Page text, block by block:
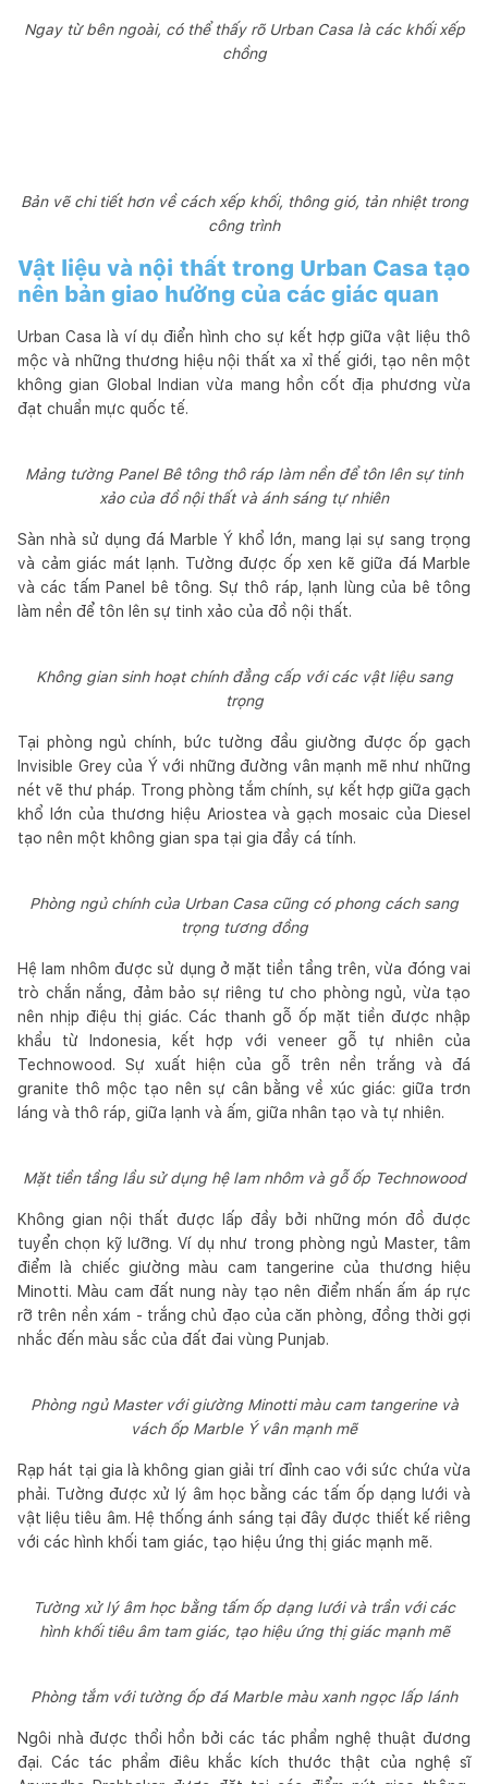
Ngay từ bên ngoài, có thể thấy rõ Urban Casa là các khối xếp
chồng
Bản vẽ chi tiết hơn về cách xếp khối, thông gió, tản nhiệt trong
công trình
Vật liệu và nội thất trong Urban Casa tạo
nên bản giao hưởng của các giác quan
Urban Casa là ví dụ điển hình cho sự kết hợp giữa vật liệu thô
mộc và những thương hiệu nội thất xa xỉ thế giới, tạo nên một
không gian Global Indian vừa mang hồn cốt địa phương vừa
đạt chuẩn mực quốc tế.
Mảng tường Panel Bê tông thô ráp làm nền để tôn lên sự tinh
xảo của đồ nội thất và ánh sáng tự nhiên
Sàn nhà sử dụng đá Marble Ý khổ lớn, mang lại sự sang trọng
và cảm giác mát lạnh. Tường được ốp xen kẽ giữa đá Marble
và các tấm Panel bê tông. Sự thô ráp, lạnh lùng của bê tông
làm nền để tôn lên sự tinh xảo của đồ nội thất.
Không gian sinh hoạt chính đẳng cấp với các vật liệu sang
trọng
Tại phòng ngủ chính, bức tường đầu giường được ốp gạch
Invisible Grey của Ý với những đường vân mạnh mẽ như những
nét vẽ thư pháp. Trong phòng tắm chính, sự kết hợp giữa gạch
khổ lớn của thương hiệu Ariostea và gạch mosaic của Diesel
tạo nên một không gian spa tại gia đầy cá tính.
Phòng ngủ chính của Urban Casa cũng có phong cách sang
trọng tương đồng
Hệ lam nhôm được sử dụng ở mặt tiền tầng trên, vừa đóng vai
trò chắn nắng, đảm bảo sự riêng tư cho phòng ngủ, vừa tạo
nên nhịp điệu thị giác. Các thanh gỗ ốp mặt tiền được nhập
khẩu từ Indonesia, kết hợp với veneer gỗ tự nhiên của
Technowood. Sự xuất hiện của gỗ trên nền trắng và đá
granite thô mộc tạo nên sự cân bằng về xúc giác: giữa trơn
láng và thô ráp, giữa lạnh và ấm, giữa nhân tạo và tự nhiên.
Mặt tiền tầng lầu sử dụng hệ lam nhôm và gỗ ốp Technowood
Không gian nội thất được lấp đầy bởi những món đồ được
tuyển chọn kỹ lưỡng. Ví dụ như trong phòng ngủ Master, tâm
điểm là chiếc giường màu cam tangerine của thương hiệu
Minotti. Màu cam đất nung này tạo nên điểm nhấn ấm áp rực
rỡ trên nền xám - trắng chủ đạo của căn phòng, đồng thời gợi
nhắc đến màu sắc của đất đai vùng Punjab.
Phòng ngủ Master với giường Minotti màu cam tangerine và
vách ốp Marble Ý vân mạnh mẽ
Rạp hát tại gia là không gian giải trí đỉnh cao với sức chứa vừa
phải. Tường được xử lý âm học bằng các tấm ốp dạng lưới và
vật liệu tiêu âm. Hệ thống ánh sáng tại đây được thiết kế riêng
với các hình khối tam giác, tạo hiệu ứng thị giác mạnh mẽ.
Tường xử lý âm học bằng tấm ốp dạng lưới và trần với các
hình khối tiêu âm tam giác, tạo hiệu ứng thị giác mạnh mẽ
Phòng tắm với tường ốp đá Marble màu xanh ngọc lấp lánh
Ngôi nhà được thổi hồn bởi các tác phẩm nghệ thuật đương
đại. Các tác phẩm điêu khắc kích thước thật của nghệ sĩ